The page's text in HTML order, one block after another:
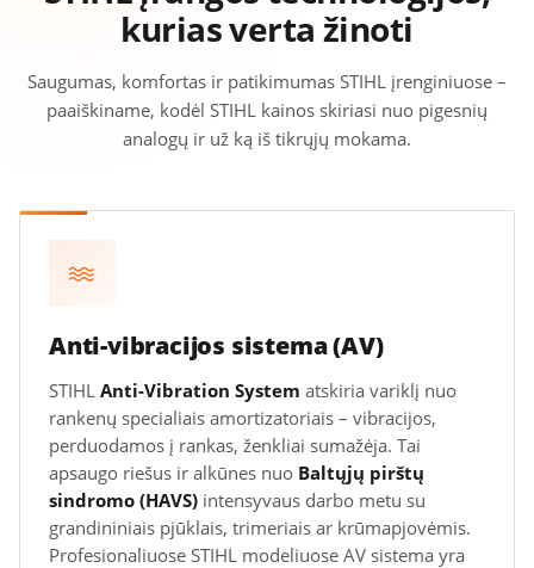
kurias verta žinoti
Saugumas, komfortas ir patikimumas STIHL įrenginiuose –
paaiškiname, kodėl STIHL kainos skiriasi nuo pigesnių
analogų ir už ką iš tikrųjų mokama.
Anti-vibracijos sistema (AV)
STIHL Anti-Vibration System atskiria variklį nuo
rankenų specialiais amortizatoriais – vibracijos,
perduodamos į rankas, ženkliai sumažėja. Tai
apsaugo riešus ir alkūnes nuo Baltųjų pirštų
sindromo (HAVS) intensyvaus darbo metu su
grandininiais pjūklais, trimeriais ar krūmapjovėmis.
Profesionaliuose STIHL modeliuose AV sistema yra